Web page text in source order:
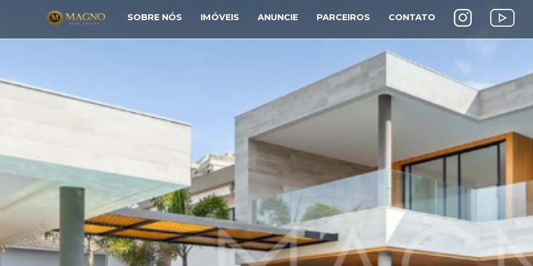
SOBRE NÓS IMÓVEIS ANUNCIE PARCEIROS CONTATO